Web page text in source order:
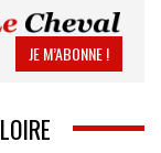
JE M’ABONNE !